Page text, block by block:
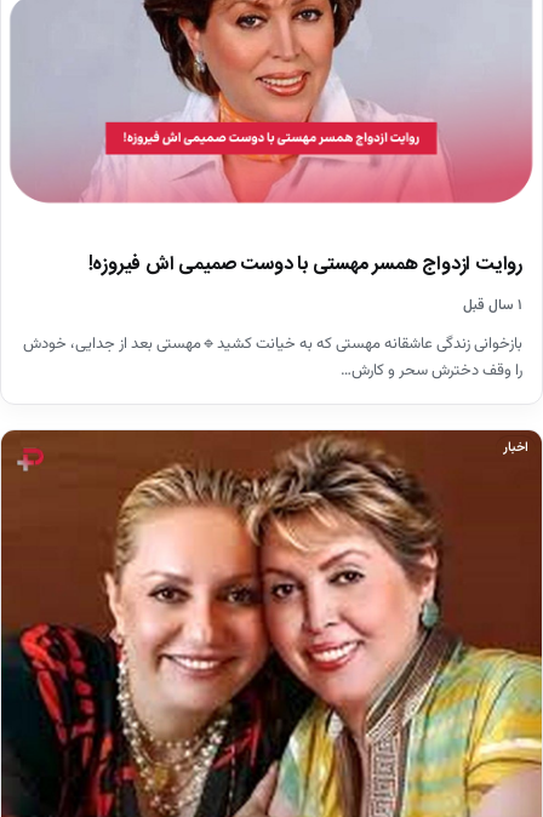
روایت ازدواج همسر مهستی با دوست صمیمی اش فیروزه!
۱ سال قبل
بازخوانی زندگی عاشقانه مهستی که به خیانت کشید🔹مهستی بعد از جدایی، خودش
را وقف دخترش سحر و کارش…
اخبار